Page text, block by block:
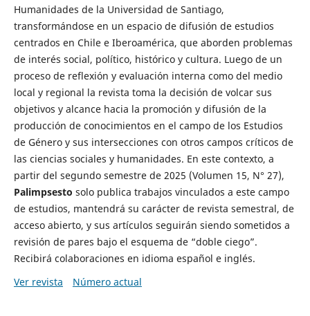
Humanidades de la Universidad de Santiago,
transformándose en un espacio de difusión de estudios
centrados en Chile e Iberoamérica, que aborden problemas
de interés social, político, histórico y cultura. Luego de un
proceso de reflexión y evaluación interna como del medio
local y regional la revista toma la decisión de volcar sus
objetivos y alcance hacia la promoción y difusión de la
producción de conocimientos en el campo de los Estudios
de Género y sus intersecciones con otros campos críticos de
las ciencias sociales y humanidades. En este contexto, a
partir del segundo semestre de 2025 (Volumen 15, N° 27),
Palimpsesto solo publica trabajos vinculados a este campo
de estudios, mantendrá su carácter de revista semestral, de
acceso abierto, y sus artículos seguirán siendo sometidos a
revisión de pares bajo el esquema de “doble ciego”.
Recibirá colaboraciones en idioma español e inglés.
Ver revista
Número actual